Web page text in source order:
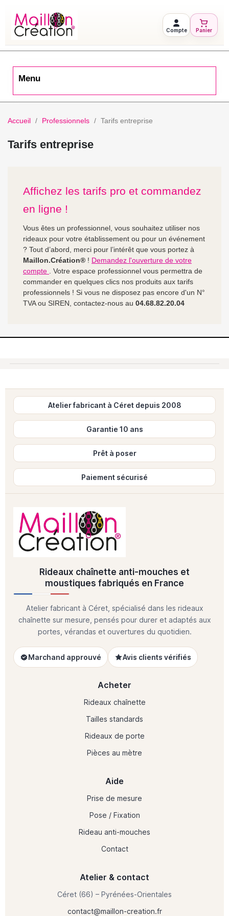
Compte Panier
Menu
Accueil Professionnels Tarifs entreprise
Tarifs entreprise
Affichez les tarifs pro et commandez
en ligne !
Vous êtes un professionnel, vous souhaitez utiliser nos
rideaux pour votre établissement ou pour un événement
? Tout d’abord, merci pour l’intérêt que vous portez à
Maillon.Création® ! Demandez l'ouverture de votre
compte
. Votre espace professionnel vous permettra de
commander en quelques clics nos produits aux tarifs
professionnels ! Si vous ne disposez pas encore d'un N°
TVA ou SIREN, contactez-nous au 04.68.82.20.04
Atelier fabricant à Céret depuis 2008
Garantie 10 ans
Prêt à poser
Paiement sécurisé
Rideaux chaînette anti-mouches et
moustiques fabriqués en France
Atelier fabricant à Céret, spécialisé dans les rideaux
chaînette sur mesure, pensés pour durer et adaptés aux
portes, vérandas et ouvertures du quotidien.
Marchand approuvé Avis clients vérifiés
Acheter
Rideaux chaînette
Tailles standards
Rideaux de porte
Pièces au mètre
Aide
Prise de mesure
Pose / Fixation
Rideau anti-mouches
Contact
Atelier & contact
Céret (66) – Pyrénées-Orientales
contact@maillon-creation.fr